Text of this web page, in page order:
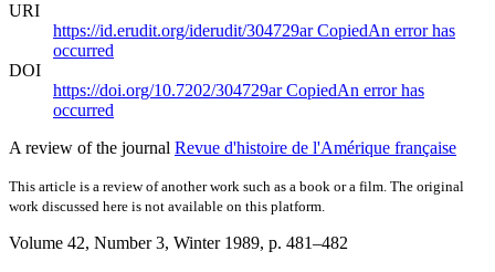
URI
https://id.erudit.org/iderudit/304729arCopiedAn error has
occurred
DOI
https://doi.org/10.7202/304729arCopiedAn error has
occurred
A review of the journal Revue d'histoire de l'Amérique française
This article is a review of another work such as a book or a film. The original
work discussed here is not available on this platform.
Volume 42, Number 3, Winter 1989, p. 481–482